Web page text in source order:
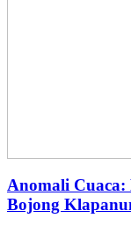
Anomali
Bojong